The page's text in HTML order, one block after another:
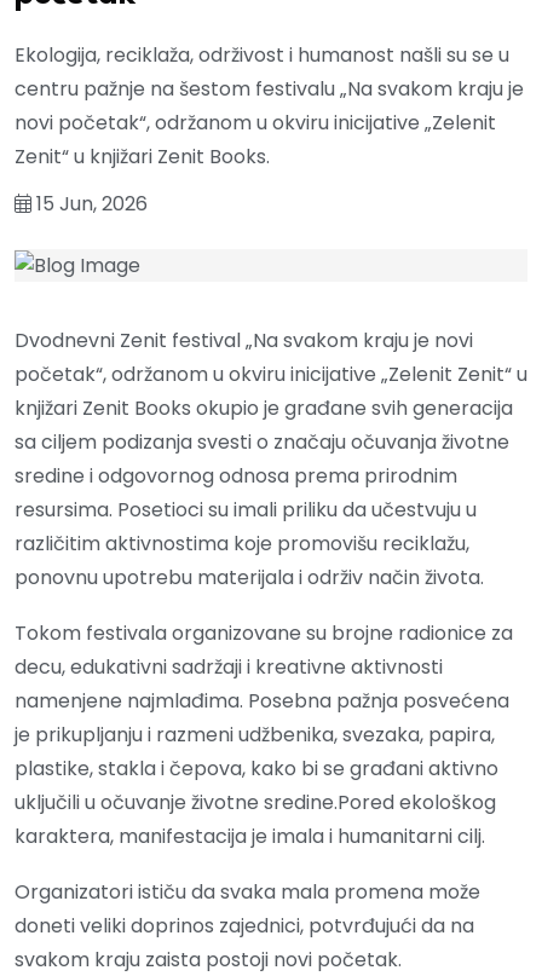
Ekologija, reciklaža, održivost i humanost našli su se u
centru pažnje na šestom festivalu „Na svakom kraju je
novi početak“, održanom u okviru inicijative „Zelenit
Zenit“ u knjižari Zenit Books.
15 Jun, 2026
Dvodnevni Zenit festival „Na svakom kraju je novi
početak“, održanom u okviru inicijative „Zelenit Zenit“ u
knjižari Zenit Books okupio je građane svih generacija
sa ciljem podizanja svesti o značaju očuvanja životne
sredine i odgovornog odnosa prema prirodnim
resursima. Posetioci su imali priliku da učestvuju u
različitim aktivnostima koje promovišu reciklažu,
ponovnu upotrebu materijala i održiv način života.
Tokom festivala organizovane su brojne radionice za
decu, edukativni sadržaji i kreativne aktivnosti
namenjene najmlađima. Posebna pažnja posvećena
je prikupljanju i razmeni udžbenika, svezaka, papira,
plastike, stakla i čepova, kako bi se građani aktivno
uključili u očuvanje životne sredine.Pored ekološkog
karaktera, manifestacija je imala i humanitarni cilj.
Organizatori ističu da svaka mala promena može
doneti veliki doprinos zajednici, potvrđujući da na
svakom kraju zaista postoji novi početak.